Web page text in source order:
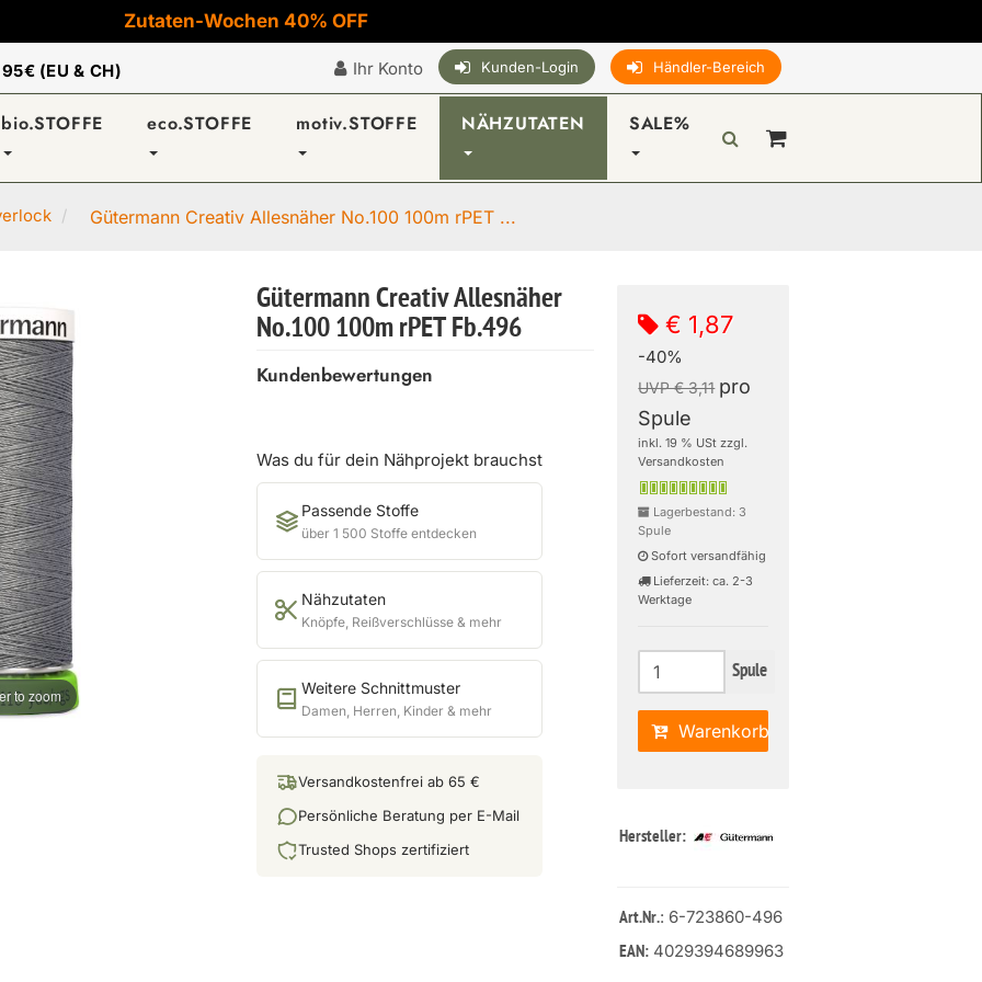
Zutaten-Wochen 40% OFF
95€ (EU & CH) Ihr Konto Kunden-Login Händler-Bereich
bio.STOFFE eco.STOFFE motiv.STOFFE NÄHZUTATEN SALE%
Gütermann Creativ Allesnäher No.100 100m rPET ...
to zoom
Gütermann Creativ Allesnäher
No.100 100m rPET Fb.496
Kundenbewertungen
Was du für dein Nähprojekt brauchst
Passende Stoffe
über 1 500 Stoffe entdecken
Nähzutaten
Knöpfe, Reißverschlüsse & mehr
Weitere Schnittmuster
Damen, Herren, Kinder & mehr
Versandkostenfrei ab 65 €
Persönliche Beratung per E-Mail
Trusted Shops zertifiziert
€ 1,87
-40%
UVP € 3,11 pro
Spule
inkl. 19 % USt zzgl.
Versandkosten
Lagerbestand: 3
Spule
Sofort versandfähig
Lieferzeit: ca. 2-3
Werktage
Spule
Warenkorb
Hersteller:
Art.Nr.: 6-723860-496
EAN: 4029394689963